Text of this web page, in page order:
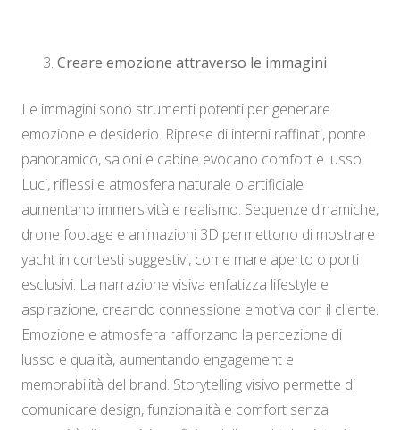
Creare emozione attraverso le immagini
Le immagini sono strumenti potenti per generare
emozione e desiderio. Riprese di interni raffinati, ponte
panoramico, saloni e cabine evocano comfort e lusso.
Luci, riflessi e atmosfera naturale o artificiale
aumentano immersività e realismo. Sequenze dinamiche,
drone footage e animazioni 3D permettono di mostrare
yacht in contesti suggestivi, come mare aperto o porti
esclusivi. La narrazione visiva enfatizza lifestyle e
aspirazione, creando connessione emotiva con il cliente.
Emozione e atmosfera rafforzano la percezione di
lusso e qualità, aumentando engagement e
memorabilità del brand. Storytelling visivo permette di
comunicare design, funzionalità e comfort senza